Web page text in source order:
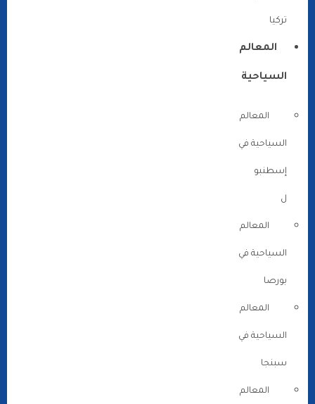
تركيا
المعالم
السياحية
المعالم
السياحية في
إسطنبو
ل
المعالم
السياحية في
بورصا
المعالم
السياحية في
سبنجا
المعالم